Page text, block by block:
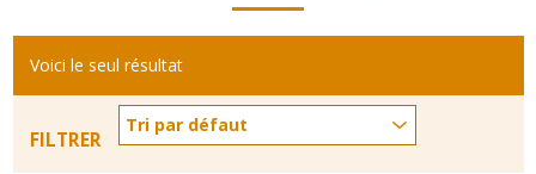
Voici le seul résultat
FILTRER